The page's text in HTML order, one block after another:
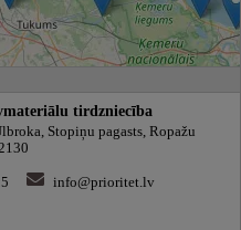
tirdzniecība
Stopiņu pagasts, Ropažu
info@prioritet.lv